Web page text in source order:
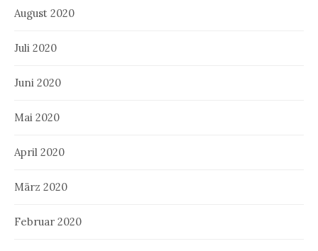
August 2020
Juli 2020
Juni 2020
Mai 2020
April 2020
März 2020
Februar 2020